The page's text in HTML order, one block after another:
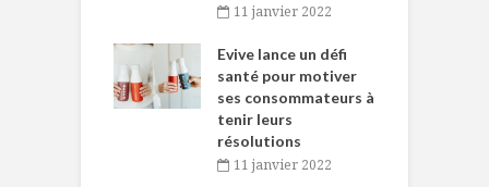
11 janvier 2022
Evive lance un défi
santé pour motiver
ses consommateurs à
tenir leurs
résolutions
11 janvier 2022